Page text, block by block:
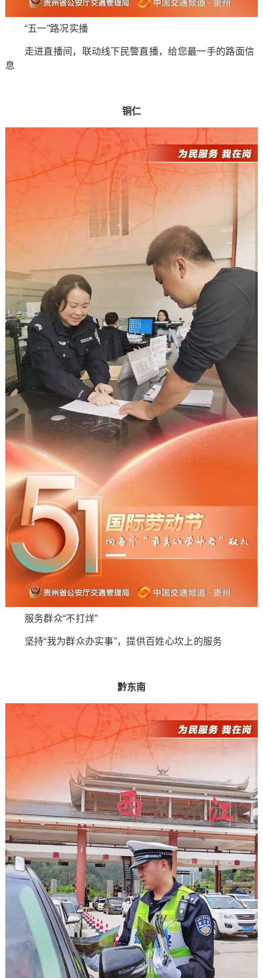
“五一”路况实播
走进直播间，联动线下民警直播，给您最一手的路面信
息
铜仁
服务群众“不打烊”
坚持“我为群众办实事”，提供百姓心坎上的服务
黔东南